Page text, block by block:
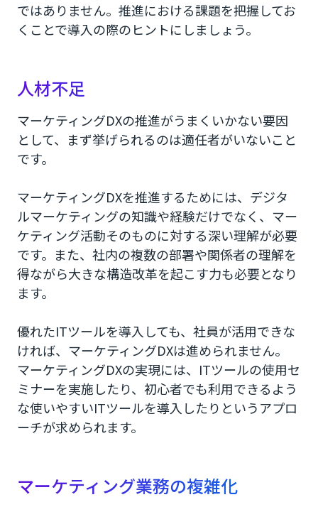
ではありません。推進における課題を把握してお
くことで導入の際のヒントにしましょう。
人材不足
マーケティングDXの推進がうまくいかない要因
として、まず挙げられるのは適任者がいないこと
です。
マーケティングDXを推進するためには、デジタ
ルマーケティングの知識や経験だけでなく、マー
ケティング活動そのものに対する深い理解が必要
です。また、社内の複数の部署や関係者の理解を
得ながら大きな構造改革を起こす力も必要となり
ます。
優れたITツールを導入しても、社員が活用できな
ければ、マーケティングDXは進められません。
マーケティングDXの実現には、ITツールの使用セ
ミナーを実施したり、初心者でも利用できるよう
な使いやすいITツールを導入したりというアプロ
ーチが求められます。
マーケティング業務の複雑化